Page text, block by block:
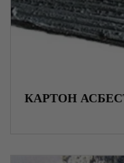
Тросы
Специальные
КАРТОН